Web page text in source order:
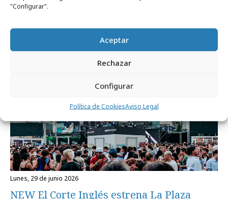
"Configurar".
Aceptar
Rechazar
Configurar
Política de CookiesAviso Legal
Times Square
lunes, 29 de junio 2026
NEW El Corte Inglés estrena La Plaza